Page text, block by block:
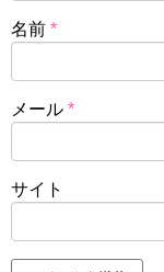
名前 *
メール *
サイト